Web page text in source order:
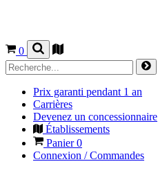
0
Prix garanti pendant 1 an
Carrières
Devenez un concessionnaire
Établissements
Panier0
Connexion / Commandes